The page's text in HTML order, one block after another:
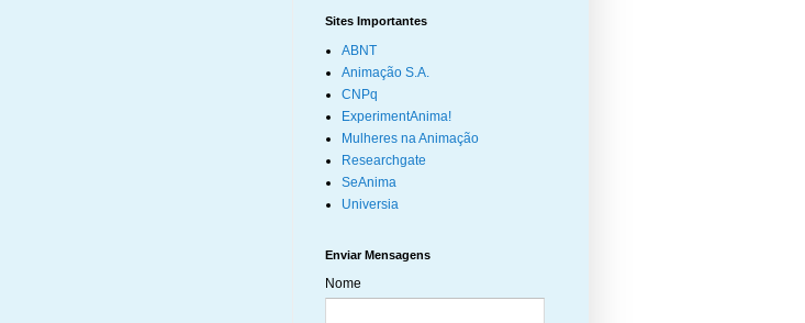
Sites Importantes
ABNT
Animação S.A.
CNPq
ExperimentAnima!
Mulheres na Animação
Researchgate
SeAnima
Universia
Enviar Mensagens
Nome